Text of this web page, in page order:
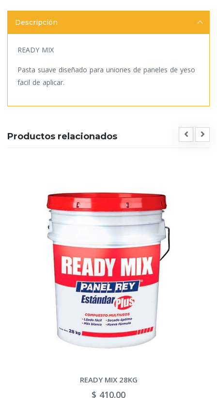
Descripción
READY MIX
Pasta suave diseñado para uniones de paneles de yeso
facil de aplicar.
Productos relacionados
READY MIX 28KG
$ 410.00